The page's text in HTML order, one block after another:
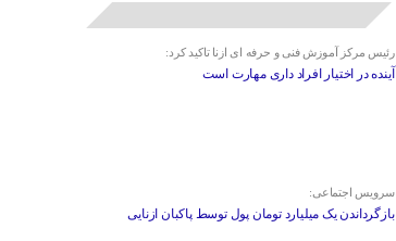
رئیس مرکز آموزش فنی و حرفه ای ازنا تاکید کرد:
آینده در اختیار افراد داری مهارت است
سرویس اجتماعی:
بازگرداندن یک میلیارد تومان پول توسط پاکبان ازنایی